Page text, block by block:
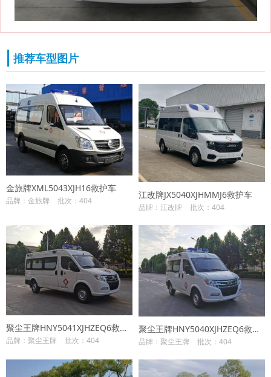
推荐车型图片
金旅牌XML5043XJH16救护车
品牌：金旅牌 批次：404
江改牌JX5040XJHMMJ6救护车
品牌：江改牌 批次：404
聚尘王牌HNY5041XJHZEQ6救护车
品牌：聚尘王牌 批次：404
聚尘王牌HNY5040XJHZEQ6救护车
品牌：聚尘王牌 批次：404